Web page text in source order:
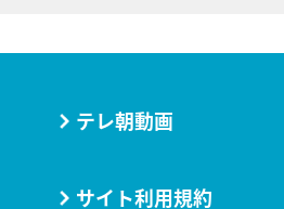
テレ朝動画
サイト利用規約